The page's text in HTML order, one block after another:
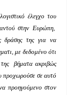
έλεγχο του
στην Ευρώπη,
δράσης της για να
με δεδομένο ότι
βήματα ακριβώς
προχωρούσε σε αυτό
προηγούμενο στον